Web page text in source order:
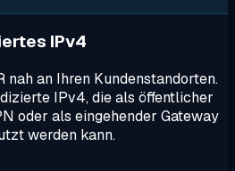
IPv4
nah an Ihren Kundenstandorten.
IPv4, die als öffentlicher
oder als eingehender Gateway
werden kann.